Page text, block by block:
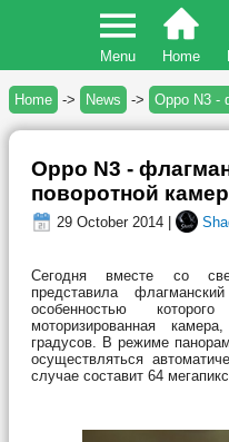
Menu Home
Home -> News -> Oppo N3 -
Oppo N3 -
поворотной
29 October 2014 |
Сегодня вместе со
представила
особенностью
моторизированная
градусов. В режиме
осуществляться
случае составит 64